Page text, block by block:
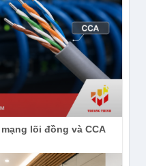
lõi đồng và CCA